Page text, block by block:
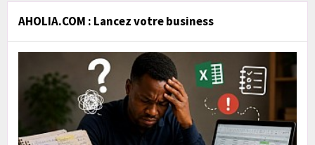
AHOLIA.COM : Lancez votre business